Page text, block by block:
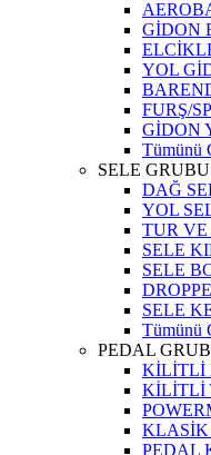
GİDON
YOL
FURŞ/
GİDON
Tümünü
SELE GRUBU
DAĞ
YOL
TUR VE
SELE
SELE
SELE
Tümünü
PEDAL
KİLİTLİ
KİLİTLİ
KLASİK
PEDAL